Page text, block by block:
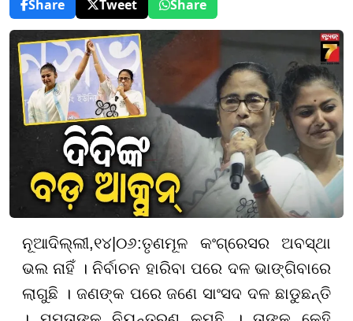
Share
Tweet Share
ନୂଆଦିଲ୍ଲୀ,୧୪|୦୬:ତୃଣମୂଳ କଂଗ୍ରେସର ଅବସ୍ଥା
ଭଲ ନାହିଁ । ନିର୍ବାଚନ ହାରିବା ପରେ ଦଳ ଭାଙ୍ଗିବାରେ
ଲାଗୁଛି । ଜଣଙ୍କ ପରେ ଜଣେ ସାଂସଦ ଦଳ ଛାଡୁଛନ୍ତି